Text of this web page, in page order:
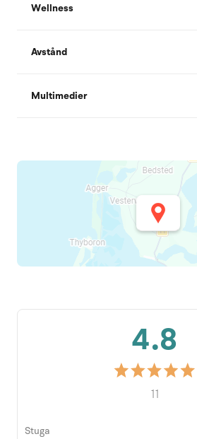
Wellness
Avstånd
Multimedier
4.8
11
Stuga